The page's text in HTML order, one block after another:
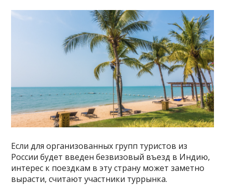
Если для организованных групп туристов из
России будет введен безвизовый въезд в Индию,
интерес к поездкам в эту страну может заметно
вырасти, считают участники туррынка.